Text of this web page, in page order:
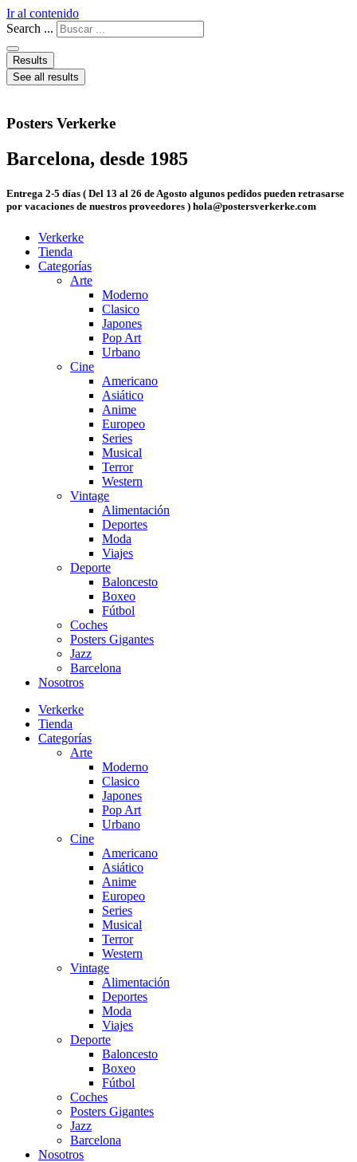
Ir al contenido
Search ...
Results
See all results
Posters Verkerke
Barcelona, desde 1985
Entrega 2-5 días ( Del 13 al 26 de Agosto algunos pedidos pueden retrasarse
por vacaciones de nuestros proveedores ) hola@postersverkerke.com
Verkerke
Tienda
Categorías
Arte
Moderno
Clasico
Japones
Pop Art
Urbano
Cine
Americano
Asiático
Anime
Europeo
Series
Musical
Terror
Western
Vintage
Alimentación
Deportes
Moda
Viajes
Deporte
Baloncesto
Boxeo
Fútbol
Coches
Posters Gigantes
Jazz
Barcelona
Nosotros
Verkerke
Tienda
Categorías
Arte
Moderno
Clasico
Japones
Pop Art
Urbano
Cine
Americano
Asiático
Anime
Europeo
Series
Musical
Terror
Western
Vintage
Alimentación
Deportes
Moda
Viajes
Deporte
Baloncesto
Boxeo
Fútbol
Coches
Posters Gigantes
Jazz
Barcelona
Nosotros